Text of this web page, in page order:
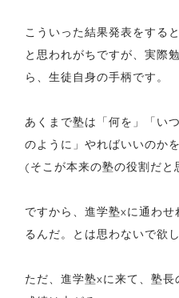
こういった結果発表をする
と思われがちですが、実際
ら、生徒自身の手柄です。
あくまで塾は「何を」「い
のように」やればいいのか
(そこが本来の塾の役割だと
ですから、進学塾xに通わ
るんだ。とは思わないで欲
ただ、進学塾xに来て、塾長